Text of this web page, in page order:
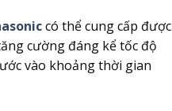
có thể cung cấp được
cường đáng kể tốc độ
vào khoảng thời gian